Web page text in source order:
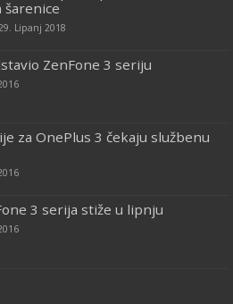
Lipanj 2018
ZenFone 3 seriju
za OnePlus 3 čekaju službenu
3 serija stiže u lipnju